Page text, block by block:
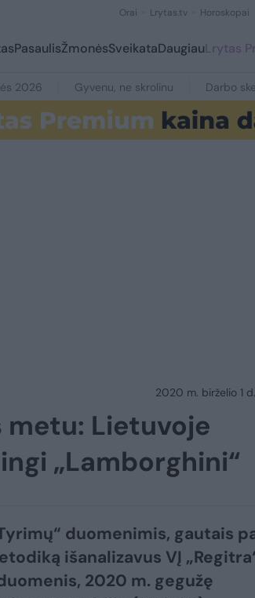
Orai Lrytas.tv Horoskopai
PasaulisŽmonėsSveikataDaugiauLrytas
2026 Gyvenu, ne skrolinu Darbo
2020 m. birželio 1
metu: Lietuvoje
„Lamborghini“
duomenimis, gautais
išanalizavus VĮ
2020 m. gegužę